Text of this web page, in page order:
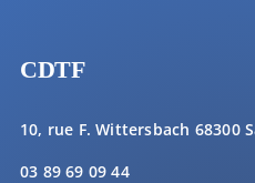
CDTF
10, rue F. Wittersbach 68300
03 89 69 09 44